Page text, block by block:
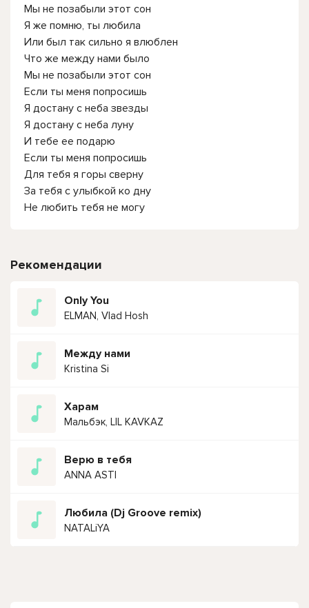
Мы не позабыли этот сон
Я же помню, ты любила
Или был так сильно я влюблен
Что же между нами было
Мы не позабыли этот сон
Если ты меня попросишь
Я достану с неба звезды
Я достану с неба луну
И тебе ее подарю
Если ты меня попросишь
Для тебя я горы сверну
За тебя с улыбкой ко дну
Не любить тебя не могу
Рекомендации
Only You
ELMAN, Vlad Hosh
Между нами
Kristina Si
Харам
Мальбэк, LIL KAVKAZ
Верю в тебя
ANNA ASTI
Любила (Dj Groove remix)
NATALiYA